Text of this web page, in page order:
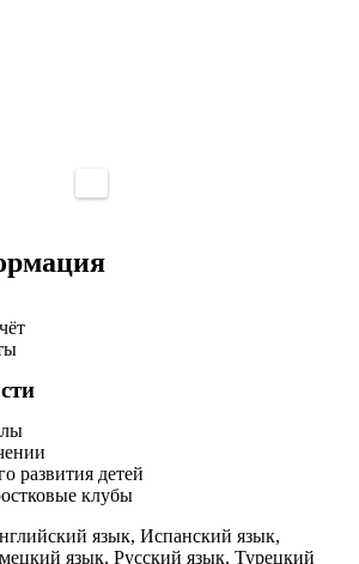
развития детей
клубы
язык, Испанский язык,
язык, Русский язык, Турецкий